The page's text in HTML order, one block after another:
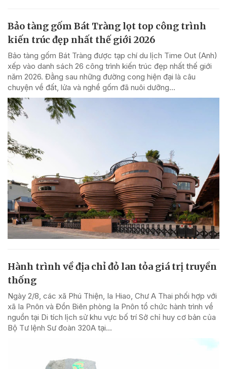
Bảo tàng gốm Bát Tràng lọt top công trình
kiến trúc đẹp nhất thế giới 2026
Bảo tàng gốm Bát Tràng được tạp chí du lịch Time Out (Anh)
xếp vào danh sách 26 công trình kiến trúc đẹp nhất thế giới
năm 2026. Đằng sau những đường cong hiện đại là câu
chuyện về đất, lửa và nghề gốm đã nuôi dưỡng...
Hành trình về địa chỉ đỏ lan tỏa giá trị truyền
thống
Ngày 2/8, các xã Phú Thiện, Ia Hiao, Chư A Thai phối hợp với
xã Ia Pnôn và Đồn Biên phòng Ia Pnôn tổ chức hành trình về
nguồn tại Di tích lịch sử khu vực bố trí Sở chỉ huy cơ bản của
Bộ Tư lệnh Sư đoàn 320A tại...